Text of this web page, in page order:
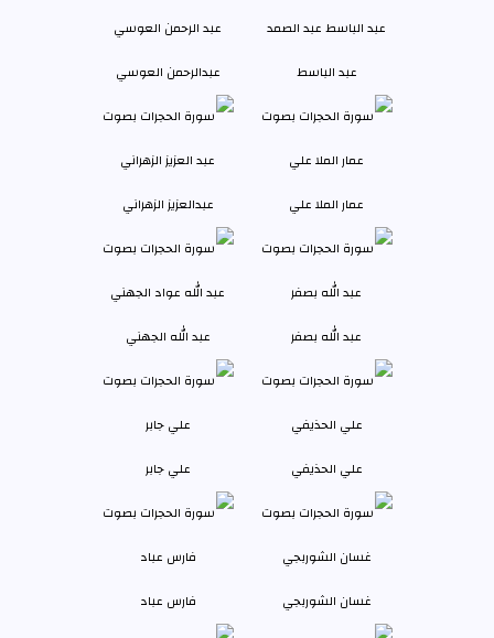
عبد الباسط عبدالرحمن العوسي
عمار الملا علي عبدالعزيز الزهراني
عبد الله بصفر عبد الله الجهني
علي الحذيفي علي جابر
غسان الشوربجي فارس عباد